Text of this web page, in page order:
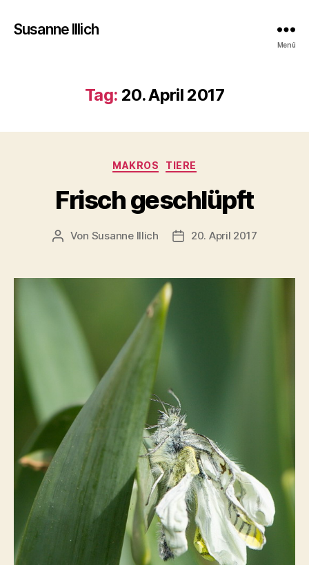
Susanne Illich
Menü
Tag: 20. April 2017
Kategorien
MAKROS TIERE
Frisch geschlüpft
Beitragsautor
Von Susanne Illich Veröffentlichungsdatum
20. April 2017